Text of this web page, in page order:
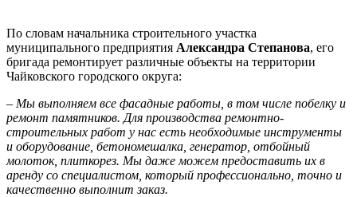
По словам начальника строительного участка
муниципального предприятия Александра Степанова, его
бригада ремонтирует различные объекты на территории
Чайковского городского округа:
– Мы выполняем все фасадные работы, в том числе побелку и
ремонт памятников. Для производства ремонтно-
строительных работ у нас есть необходимые инструменты
и оборудование, бетономешалка, генератор, отбойный
молоток, плиткорез. Мы даже можем предоставить их в
аренду со специалистом, который профессионально, точно и
качественно выполнит заказ.